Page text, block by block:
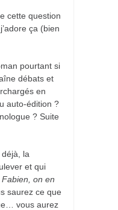
cette question
ça (bien
pourtant si
débats et
en
auto-édition ?
? Suite
la
et qui
Fabien, on en
saurez ce que
vous aurez